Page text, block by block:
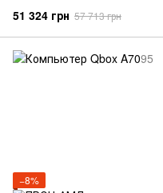
51 324 грн 57 713 грн
−8%